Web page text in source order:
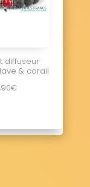
diffuseur
& corail
€